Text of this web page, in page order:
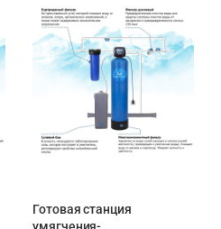
Готовая станция